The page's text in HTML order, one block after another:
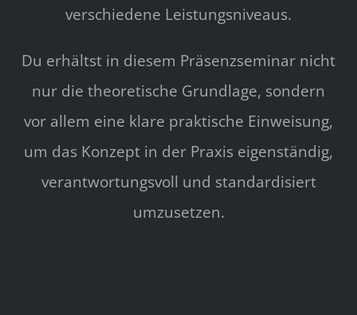
verschiedene Leistungsniveaus.
Du erhältst in diesem Präsenzseminar nicht
nur die theoretische Grundlage, sondern
vor allem eine klare praktische Einweisung,
um das Konzept in der Praxis eigenständig,
verantwortungsvoll und standardisiert
umzusetzen.